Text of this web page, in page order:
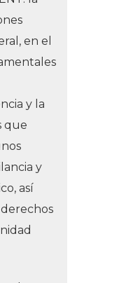
en el
y la
que
y
así